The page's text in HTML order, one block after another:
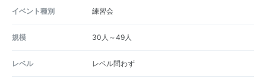
イベント種別 練習会
規模 30人～49人
レベル レベル問わず